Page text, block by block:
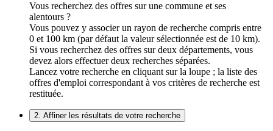
Vous recherchez des offres sur une commune et ses
alentours ?
Vous pouvez y associer un rayon de recherche compris entre
0 et 100 km (par défaut la valeur sélectionnée est de 10 km).
Si vous recherchez des offres sur deux départements, vous
devez alors effectuer deux recherches séparées.
Lancez votre recherche en cliquant sur la loupe ; la liste des
offres d'emploi correspondant à vos critères de recherche est
restituée.
2. Affiner les résultats de votre recherche